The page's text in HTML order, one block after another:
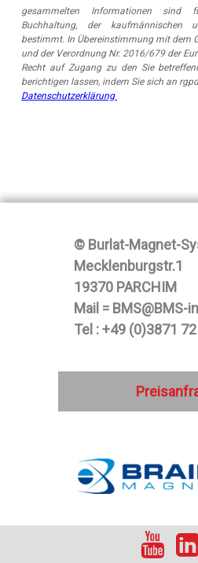
gesammelten Informationen sind
Buchhaltung, der kaufmännischen
bestimmt. In Übereinstimmung mit dem
und der Verordnung Nr. 2016/679 der
Recht auf Zugang zu den Sie
berichtigen lassen, indem Sie sich an
Datenschutzerklärung
© Burlat-Magnet-
Mecklenburgstr.1
19370 PARCHIM
Mail =
Tel : +49 (0)3871